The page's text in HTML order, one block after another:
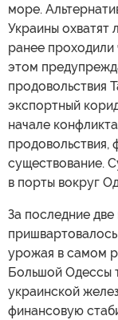
море.
Украины охватят
ранее
этом
продовольствия
экспортный
начале
продовольствия,
существование.
в порты вокруг
За последние
урожая в самом
Большой Одессы
украинской
финансовую